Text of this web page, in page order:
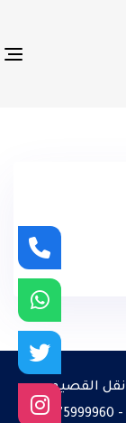
-
967775999960
)